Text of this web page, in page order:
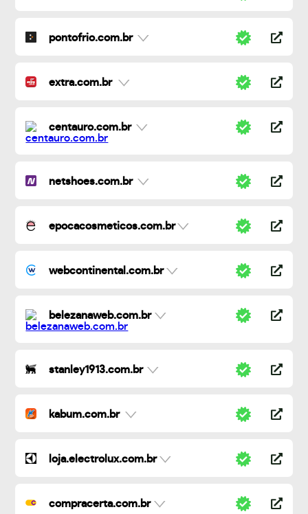
pontofrio.com.br
extra.com.br
centauro.com.br
netshoes.com.br
epocacosmeticos.com.br
webcontinental.com.br
belezanaweb.com.br
stanley1913.com.br
kabum.com.br
loja.electrolux.com.br
compracerta.com.br